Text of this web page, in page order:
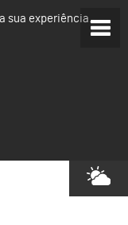
sua experiência.